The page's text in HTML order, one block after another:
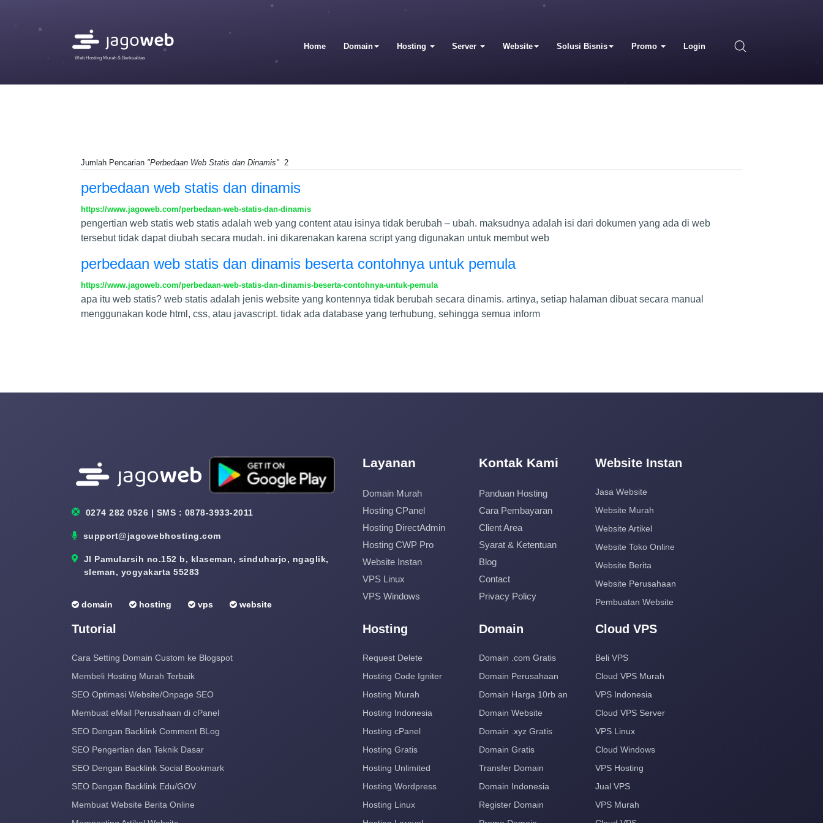
Web Hosting Murah & Berkualitas
Home Domain Hosting Server Website Solusi Bisnis Promo Login
Jumlah Pencarian "Perbedaan Web Statis dan Dinamis" 2
perbedaan web statis dan dinamis
https://www.jagoweb.com/perbedaan-web-statis-dan-dinamis
pengertian web statis web statis adalah web yang content atau isinya tidak berubah – ubah. maksudnya adalah isi dari dokumen yang ada di web
tersebut tidak dapat diubah secara mudah. ini dikarenakan karena script yang digunakan untuk membut web
perbedaan web statis dan dinamis beserta contohnya untuk pemula
https://www.jagoweb.com/perbedaan-web-statis-dan-dinamis-beserta-contohnya-untuk-pemula
apa itu web statis? web statis adalah jenis website yang kontennya tidak berubah secara dinamis. artinya, setiap halaman dibuat secara manual
menggunakan kode html, css, atau javascript. tidak ada database yang terhubung, sehingga semua inform
0274 282 0526 | SMS : 0878-3933-2011
support@jagowebhosting.com
Jl Pamularsih no.152 b, klaseman, sinduharjo, ngaglik,
sleman, yogyakarta 55283
domain hosting vps website
Layanan
Domain Murah
Hosting CPanel
Hosting DirectAdmin
Hosting CWP Pro
Website Instan
VPS Linux
VPS Windows
Kontak Kami
Panduan Hosting
Cara Pembayaran
Client Area
Syarat & Ketentuan
Blog
Contact
Privacy Policy
Website Instan
Jasa Website
Website Murah
Website Artikel
Website Toko Online
Website Berita
Website Perusahaan
Pembuatan Website
Tutorial
Cara Setting Domain Custom ke Blogspot
Membeli Hosting Murah Terbaik
SEO Optimasi Website/Onpage SEO
Membuat eMail Perusahaan di cPanel
SEO Dengan Backlink Comment BLog
SEO Pengertian dan Teknik Dasar
SEO Dengan Backlink Social Bookmark
SEO Dengan Backlink Edu/GOV
Membuat Website Berita Online
Hosting
Request Delete
Hosting Code Igniter
Hosting Murah
Hosting Indonesia
Hosting cPanel
Hosting Gratis
Hosting Unlimited
Hosting Wordpress
Hosting Linux
Domain
Domain .com Gratis
Domain Perusahaan
Domain Harga 10rb an
Domain Website
Domain .xyz Gratis
Domain Gratis
Transfer Domain
Domain Indonesia
Register Domain
Cloud VPS
Beli VPS
Cloud VPS Murah
VPS Indonesia
Cloud VPS Server
VPS Linux
Cloud Windows
VPS Hosting
Jual VPS
VPS Murah